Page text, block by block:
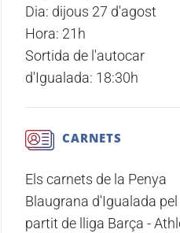
Dia: dijous 27 d'agost
Hora: 21h
Sortida de l'autocar
d'Igualada: 18:30h
CARNETS
Els carnets de la Penya
Blaugrana d'Igualada pel
partit de lliga Barça -